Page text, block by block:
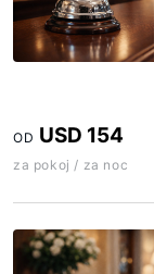
OD USD 154
za pokoj / za noc